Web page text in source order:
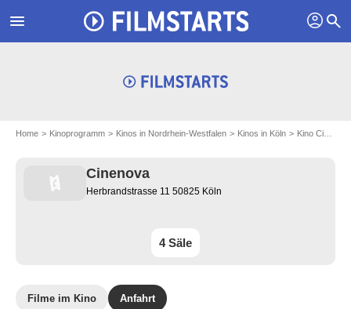
menu profil search
Home Kinoprogramm Kinos in Nordrhein-Westfalen Kinos in Köln Kino Cinenova
Cinenova
Herbrandstrasse 11 50825 Köln
4 Säle
Filme im Kino Anfahrt